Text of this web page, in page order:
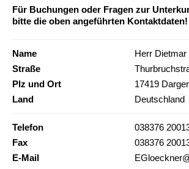
Für Buchungen oder Fragen zur
bitte die oben angeführten Kontaktdaten!
Name
Herr
Straße
Plz und Ort
17419
Land
Deutschland
Telefon
038376
Fax
038376
E-Mail